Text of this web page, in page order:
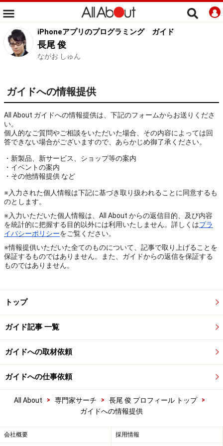
iPhoneアプリのプログラミング ガイド
長尾 俊
ながお しゅん
ガイドへの情報提供
All About ガイドへの情報提供は、下記のフォームからお送りくださ
い。
個人的なご質問やご相談をいただいた場合、その内容によっては回
答できない場合がございますので、あらかじめ御了承ください。
・新製品、新サービス、ショップ等の案内
・イベントの案内
・その他情報提供 など
※入力された個人情報は下記に基づき取り扱われることに同意するも
のとします。
※入力いただいた個人情報は、All About からの返信目的、及び内容
を統計的に把握する目的以外には利用いたしません。詳しくはプラ
イバシーポリシーをご覧ください。
※情報提供いただいた全てのものについて、記事で取り上げることを
保証するものではありません。また、ガイドからの返信を保証する
ものではありません。
トップ
ガイド記事 一覧
ガイドへの取材依頼
ガイドへの仕事依頼
All About > 専門家サーチ > 長尾 俊 プロフィール トップ
>
ガイドへの情報提供
会社概要 採用情報